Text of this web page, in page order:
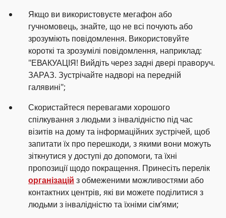
Якщо ви використовуєте мегафон або
гучномовець, знайте, що не всі почують або
зрозуміють повідомлення. Використовуйте
короткі та зрозумілі повідомлення, наприклад:
"ЕВАКУАЦІЯ! Вийдіть через задні двері праворуч.
ЗАРАЗ. Зустрічайте надворі на передній
галявині";
Скористайтеся перевагами хорошого
спілкування з людьми з інвалідністю під час
візитів на дому та інформаційних зустрічей, щоб
запитати їх про перешкоди, з якими вони можуть
зіткнутися у доступі до допомоги, та їхні
пропозиції щодо покращення. Принесіть перелік
організацій з обмеженими можливостями або
контактних центрів, які ви можете поділитися з
людьми з інвалідністю та їхніми сім’ями;